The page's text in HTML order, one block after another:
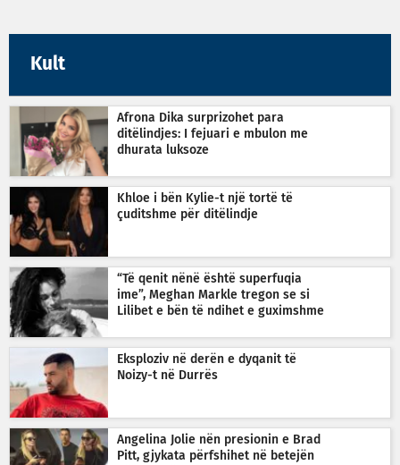
Kult
Afrona Dika surprizohet para
ditëlindjes: I fejuari e mbulon me
dhurata luksoze
Khloe i bën Kylie-t një tortë të
çuditshme për ditëlindje
“Të qenit nënë është superfuqia
ime”, Meghan Markle tregon se si
Lilibet e bën të ndihet e guximshme
Eksploziv në derën e dyqanit të
Noizy-t në Durrës
Angelina Jolie nën presionin e Brad
Pitt, gjykata përfshihet në betejën